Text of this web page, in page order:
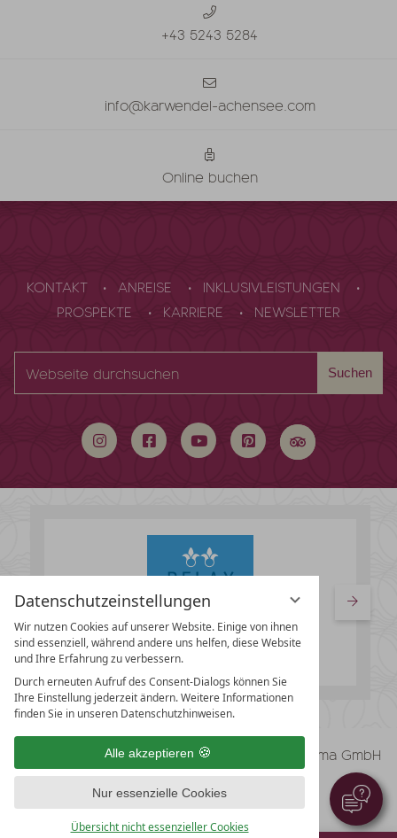
Datenschutzeinstellungen
Wir nutzen Cookies auf unserer Website. Einige von ihnen
sind essenziell, während andere uns helfen, diese Website
und Ihre Erfahrung zu verbessern.
Durch erneuten Aufruf des Consent-Dialogs können Sie
Ihre Einstellung jederzeit ändern. Weitere Informationen
finden Sie in unseren Datenschutzhinweisen.
Alle akzeptieren
Nur essenzielle Cookies
Übersicht nicht essenzieller Cookies
+43 5243 5284
info@karwendel-achensee.com
Online buchen
KONTAKT ANREISE
INKLUSIVLEISTUNGEN
PROSPEKTE
KARRIERE NEWSLETTER
durchsuchen
Suchen
vioma GmbH
Datenschutz
Datenschutzeinstellungen
AGB